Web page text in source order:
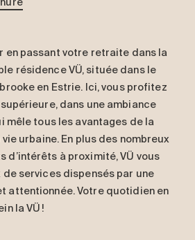
d’emménagement
en passant votre retraite dans la
résidence VÜ, située dans le
en Estrie. Ici, vous profitez
dans une ambiance
mêle tous les avantages de la
urbaine. En plus des nombreux
d’intérêts à proximité, VÜ vous
services dispensés par une
attentionnée. Votre quotidien en
la VÜ !